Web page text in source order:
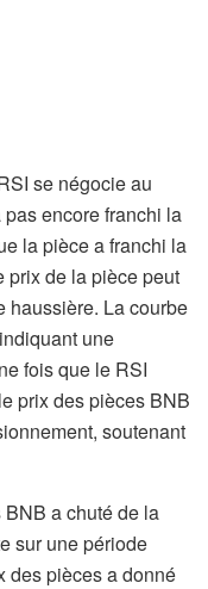
se négocie au
pas encore franchi la
la pièce a franchi la
prix de la pièce peut
haussière. La courbe
une
fois que le RSI
prix des pièces BNB
soutenant
a chuté de la
sur une période
des pièces a donné